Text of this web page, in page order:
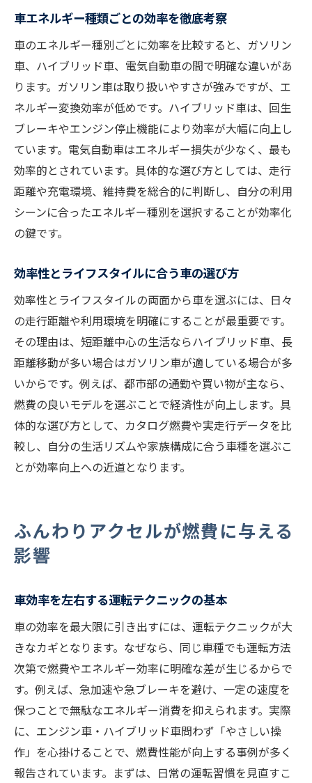
車エネルギー種類ごとの効率を徹底考察
車のエネルギー種別ごとに効率を比較すると、ガソリン
車、ハイブリッド車、電気自動車の間で明確な違いがあ
ります。ガソリン車は取り扱いやすさが強みですが、エ
ネルギー変換効率が低めです。ハイブリッド車は、回生
ブレーキやエンジン停止機能により効率が大幅に向上し
ています。電気自動車はエネルギー損失が少なく、最も
効率的とされています。具体的な選び方としては、走行
距離や充電環境、維持費を総合的に判断し、自分の利用
シーンに合ったエネルギー種別を選択することが効率化
の鍵です。
効率性とライフスタイルに合う車の選び方
効率性とライフスタイルの両面から車を選ぶには、日々
の走行距離や利用環境を明確にすることが最重要です。
その理由は、短距離中心の生活ならハイブリッド車、長
距離移動が多い場合はガソリン車が適している場合が多
いからです。例えば、都市部の通勤や買い物が主なら、
燃費の良いモデルを選ぶことで経済性が向上します。具
体的な選び方として、カタログ燃費や実走行データを比
較し、自分の生活リズムや家族構成に合う車種を選ぶこ
とが効率向上への近道となります。
ふんわりアクセルが燃費に与える
影響
車効率を左右する運転テクニックの基本
車の効率を最大限に引き出すには、運転テクニックが大
きなカギとなります。なぜなら、同じ車種でも運転方法
次第で燃費やエネルギー効率に明確な差が生じるからで
す。例えば、急加速や急ブレーキを避け、一定の速度を
保つことで無駄なエネルギー消費を抑えられます。実際
に、エンジン車・ハイブリッド車問わず「やさしい操
作」を心掛けることで、燃費性能が向上する事例が多く
報告されています。まずは、日常の運転習慣を見直すこ